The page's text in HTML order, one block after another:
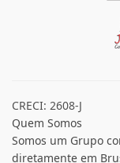
CRECI: 2608-J
Quem Somos
Somos um Grupo
diretamente em